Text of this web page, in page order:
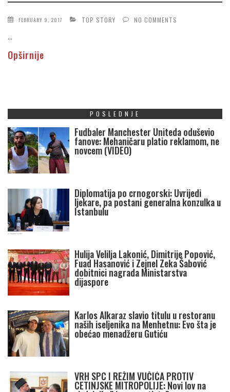
FEBRUARY 9, 2017 TOP STORY NO COMMENTS
...
Opširnije
POSLEDNJE
Fudbaler Manchester Uniteda oduševio
fanove: Mehaničaru platio reklamom, ne
novcem (VIDEO)
Diplomatija po crnogorski: Uvrijedi
ljekare, pa postani generalna konzulka u
Istanbulu
Hulija Velilja Lakonić, Dimitrije Popović,
Fuad Hasanović i Zejnel Zeka Šabović
dobitnici nagrada Ministarstva
dijaspore
Karlos Alkaraz slavio titulu u restoranu
naših iseljenika na Menhetnu: Evo šta je
obećao menadžeru Gutiću
VRH SPC I REŽIM VUČIĆA PROTIV
CETINJSKE MITROPOLIJE: Novi lov na